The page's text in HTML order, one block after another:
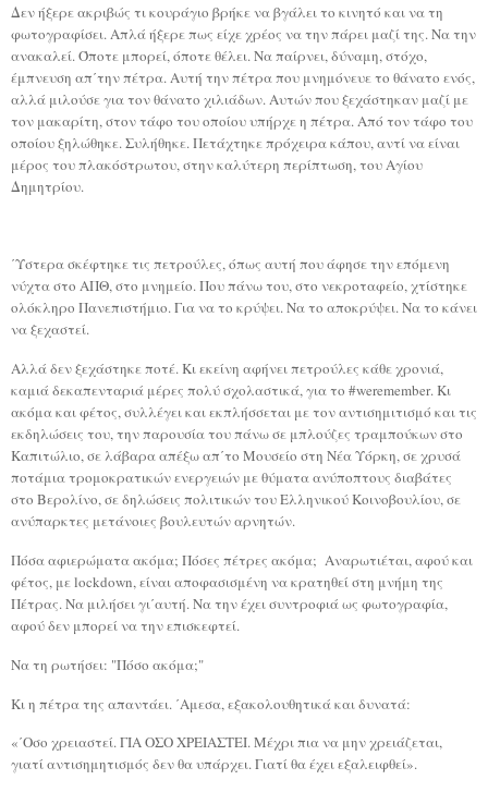
Δεν ήξερε ακριβώς τι κουράγιο βρήκε να βγάλει το κινητό και να τη
φωτογραφίσει. Απλά ήξερε πως είχε χρέος να την πάρει μαζί της. Να την
ανακαλεί. Όποτε μπορεί, όποτε θέλει. Να παίρνει, δύναμη, στόχο,
έμπνευση απ΄την πέτρα. Αυτή την πέτρα που μνημόνευε το θάνατο ενός,
αλλά μιλούσε για τον θάνατο χιλιάδων. Αυτών που ξεχάστηκαν μαζί με
τον μακαρίτη, στον τάφο του οποίου υπήρχε η πέτρα. Από τον τάφο του
οποίου ξηλώθηκε. Συλήθηκε. Πετάχτηκε πρόχειρα κάπου, αντί να είναι
μέρος του πλακόστρωτου, στην καλύτερη περίπτωση, του Αγίου
Δημητρίου.
΄Υστερα σκέφτηκε τις πετρούλες, όπως αυτή που άφησε την επόμενη
νύχτα στο ΑΠΘ, στο μνημείο. Που πάνω του, στο νεκροταφείο, χτίστηκε
ολόκληρο Πανεπιστήμιο. Για να το κρύψει. Να το αποκρύψει. Να το κάνει
να ξεχαστεί.
Αλλά δεν ξεχάστηκε ποτέ. Κι εκείνη αφήνει πετρούλες κάθε χρονιά,
καμιά δεκαπενταριά μέρες πολύ σχολαστικά, για το #weremember.Kι
ακόμα και φέτος, συλλέγει και εκπλήσσεται με τον αντισημιτισμό και τις
εκδηλώσεις του, την παρουσία του πάνω σε μπλούζες τραμπούκων στο
Καπιτώλιο, σε λάβαρα απέξω απ΄το Μουσείο στη Νέα Υόρκη, σε χρυσά
ποτάμια τρομοκρατικών ενεργειών με θύματα ανύποπτους διαβάτες
στο Βερολίνο, σε δηλώσεις πολιτικών του Ελληνικού Κοινοβουλίου, σε
ανύπαρκτες μετάνοιες βουλευτών αρνητών.
Πόσα αφιερώματα ακόμα; Πόσες πέτρες ακόμα; Αναρωτιέται, αφού και
φέτος, μεlockdown,είναι αποφασισμένη να κρατηθεί στη μνήμη της
Πέτρας. Να μιλήσει γι΄αυτή. Να την έχει συντροφιά ως φωτογραφία,
αφού δεν μπορεί να την επισκεφτεί.
Να τη ρωτήσει: "Πόσο ακόμα;"
Κι η πέτρα της απαντάει. ΄Αμεσα, εξακολουθητικά και δυνατά:
«΄Οσο χρειαστεί. ΓΙΑ ΟΣΟ ΧΡΕΙΑΣΤΕΙ. Μέχρι πια να μην χρειάζεται,
γιατί αντισημητισμός δεν θα υπάρχει. Γιατί θα έχει εξαλειφθεί».